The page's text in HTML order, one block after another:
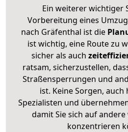
Ein weiterer wichtiger
Vorbereitung eines
nach Gräfenthal ist die
ist wichtig, eine Route zu
sicher als auch
ratsam, sicherzustellen,
Straßensperrungen und
ist. Keine Sorgen,
Spezialisten und
damit Sie sich auf
konzentrieren